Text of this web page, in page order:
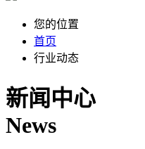
您的位置
首页
行业动态
新闻中心
News